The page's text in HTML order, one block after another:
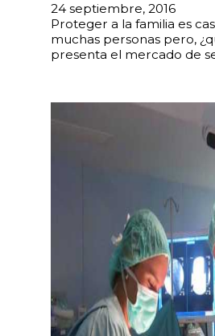
24 septiembre, 2016
Proteger a la familia es
muchas personas pero,
presenta el mercado de